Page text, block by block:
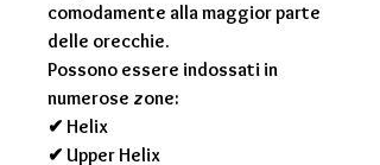
comodamente alla maggior parte
delle orecchie.
Possono essere indossati in
numerose zone:
✔ Helix
✔ Upper Helix